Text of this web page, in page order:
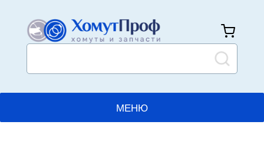
МЕНЮ